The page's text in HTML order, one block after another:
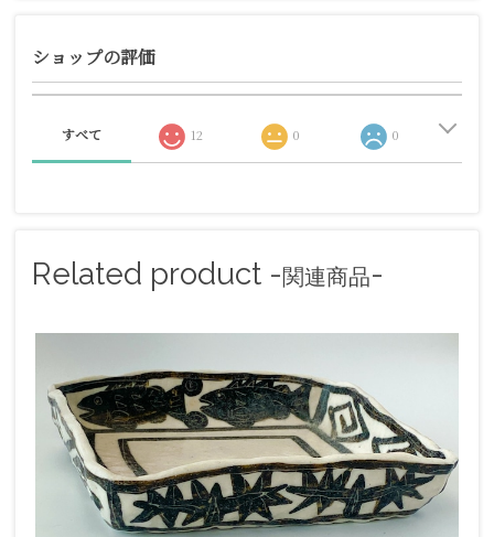
ショップの評価
すべて 12 0 0
Related product -関連商品-